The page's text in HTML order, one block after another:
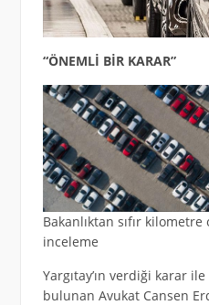
“ÖNEMLİ BİR KARAR”
Bakanlıktan sıfır kilometre
inceleme
Yargıtay’ın verdiği karar
bulunan Avukat Cansen